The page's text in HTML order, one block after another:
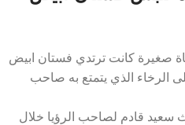
صغيرة كانت ترتدي فستان ابيض
الرخاء الذي يتمتع به صاحب
سعيد قادم لصاحب الرؤيا خلال